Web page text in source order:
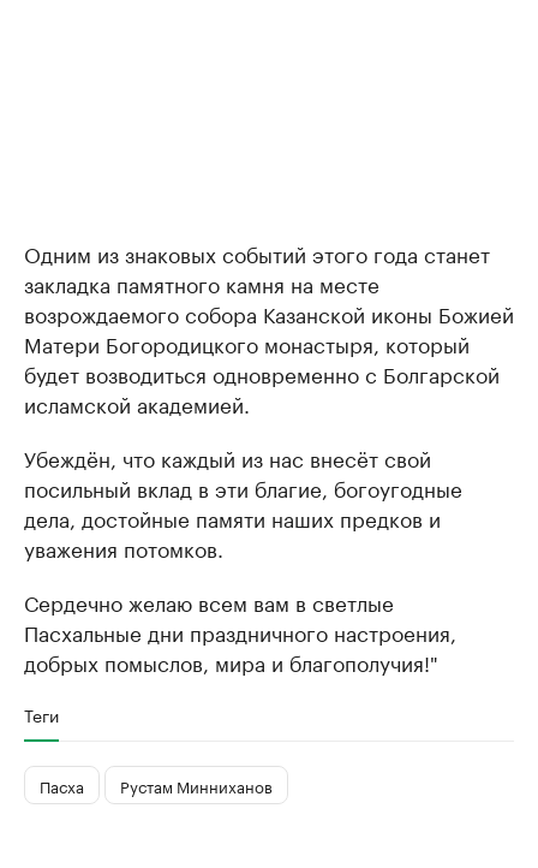
Одним из знаковых событий этого года станет
закладка памятного камня на месте
возрождаемого собора Казанской иконы Божией
Матери Богородицкого монастыря, который
будет возводиться одновременно с Болгарской
исламской академией.
Убеждён, что каждый из нас внесёт свой
посильный вклад в эти благие, богоугодные
дела, достойные памяти наших предков и
уважения потомков.
Сердечно желаю всем вам в светлые
Пасхальные дни праздничного настроения,
добрых помыслов, мира и благополучия!"
Теги
Пасха Рустам Минниханов